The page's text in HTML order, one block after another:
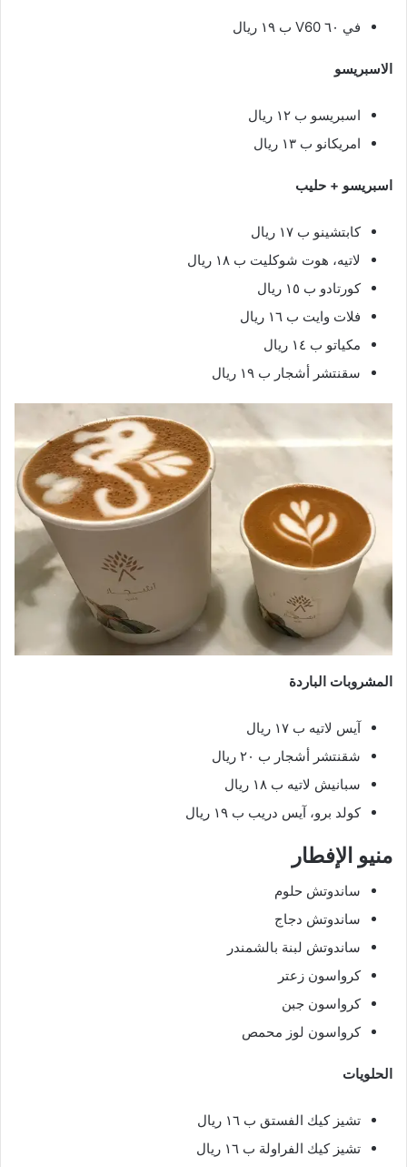
في ٦٠ V60 ب ١٩ ريال
الاسبريسو
اسبريسو ب ١٢ ريال
امريكانو ب ١٣ ريال
اسبريسو + حليب
كابتشينو ب ١٧ ريال
لاتيه، هوت شوكليت ب ١٨ ريال
كورتادو ب ١٥ ريال
فلات وايت ب ١٦ ريال
مكياتو ب ١٤ ريال
سقنتشر أشجار ب ١٩ ريال
المشروبات الباردة
آيس لاتيه ب ١٧ ريال
شقنتشر أشجار ب ٢٠ ريال
سبانيش لاتيه ب ١٨ ريال
كولد برو، آيس دريب ب ١٩ ريال
منيو الإفطار
ساندوتش حلوم
ساندوتش دجاج
ساندوتش لبنة بالشمندر
كرواسون زعتر
كرواسون جبن
كرواسون لوز محمص
الحلويات
تشيز كيك الفستق ب ١٦ ريال
تشيز كيك الفراولة ب ١٦ ريال